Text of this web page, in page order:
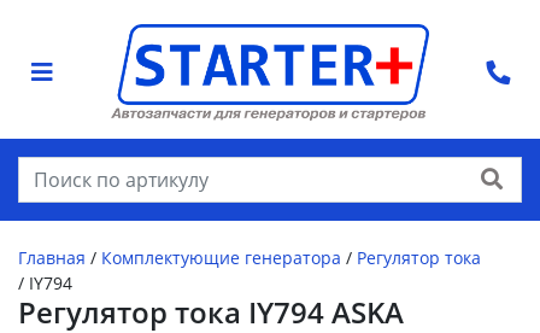
Найти
Главная / Комплектующие генератора / Регулятор тока
/ IY794
Регулятор тока IY794 ASKA